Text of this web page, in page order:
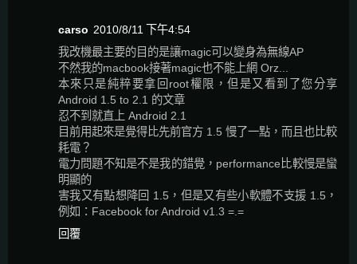
carso 2010/8/11 下午4:54
我改機最主要的目的是讓magic可以變身為無線AP
不然我的macbook接著magic也不能上網 Orz...
本來只是純粹要拿回root權限，但是又看到了您分享
Android 1.5 to 2.1 的文章
忍不到就直上 Android 2.1
目前用起來是覺得比先前官方 1.5 慢了一點，而且也比較
耗電？
電力問題不知是不是我的錯覺，performance比較慢是蠻
明顯的
害我又有點想降回 1.5，但是又有些小軟體不支援 1.5，
例如：Facebook for Android v1.3 =.=
回覆